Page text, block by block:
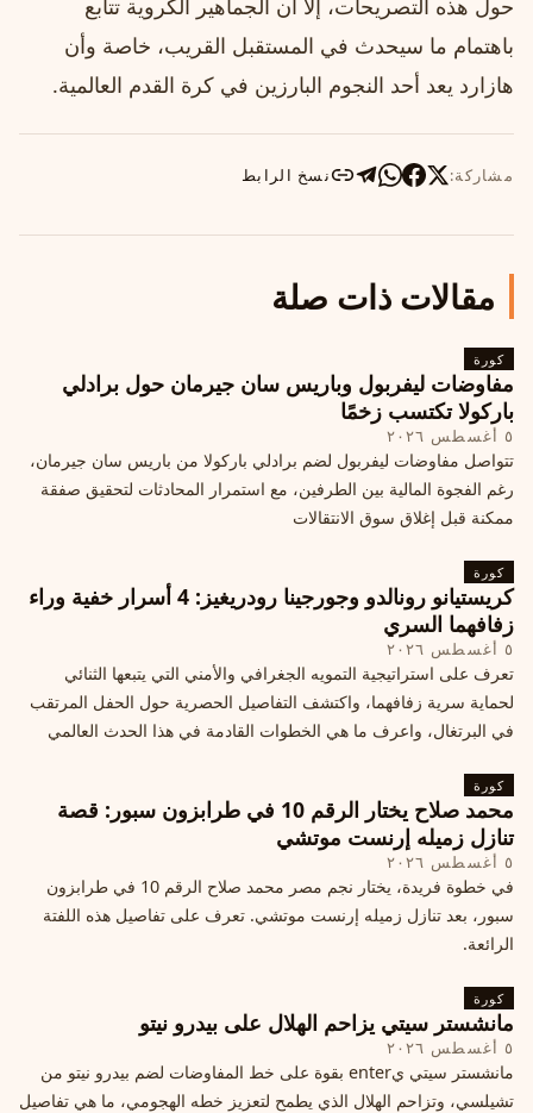
حول هذه التصريحات، إلا أن الجماهير الكروية تتابع
باهتمام ما سيحدث في المستقبل القريب، خاصة وأن
هازارد يعد أحد النجوم البارزين في كرة القدم العالمية.
مشاركة: نسخ الرابط
مقالات ذات صلة
كورة
مفاوضات ليفربول وباريس سان جيرمان حول برادلي
باركولا تكتسب زخمًا
٥ أغسطس ٢٠٢٦
تتواصل مفاوضات ليفربول لضم برادلي باركولا من باريس سان جيرمان،
رغم الفجوة المالية بين الطرفين، مع استمرار المحادثات لتحقيق صفقة
ممكنة قبل إغلاق سوق الانتقالات
كورة
كريستيانو رونالدو وجورجينا رودريغيز: 4 أسرار خفية وراء
زفافهما السري
٥ أغسطس ٢٠٢٦
تعرف على استراتيجية التمويه الجغرافي والأمني التي يتبعها الثنائي
لحماية سرية زفافهما، واكتشف التفاصيل الحصرية حول الحفل المرتقب
في البرتغال، واعرف ما هي الخطوات القادمة في هذا الحدث العالمي
كورة
محمد صلاح يختار الرقم 10 في طرابزون سبور: قصة
تنازل زميله إرنست موتشي
٥ أغسطس ٢٠٢٦
في خطوة فريدة، يختار نجم مصر محمد صلاح الرقم 10 في طرابزون
سبور، بعد تنازل زميله إرنست موتشي. تعرف على تفاصيل هذه اللفتة
الرائعة.
كورة
مانشستر سيتي يزاحم الهلال على بيدرو نيتو
٥ أغسطس ٢٠٢٦
مانشستر سيتي يenter بقوة على خط المفاوضات لضم بيدرو نيتو من
تشيلسي، وتزاحم الهلال الذي يطمح لتعزيز خطه الهجومي، ما هي تفاصيل